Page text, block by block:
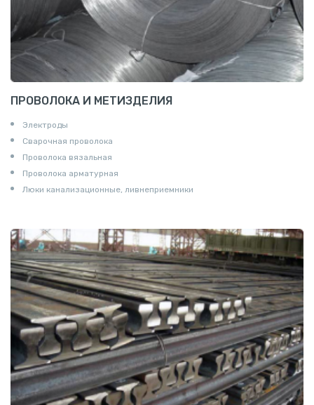
ПРОВОЛОКА И МЕТИЗДЕЛИЯ
Электроды
Сварочная проволока
Проволока вязальная
Проволока арматурная
Люки канализационные, ливнеприемники